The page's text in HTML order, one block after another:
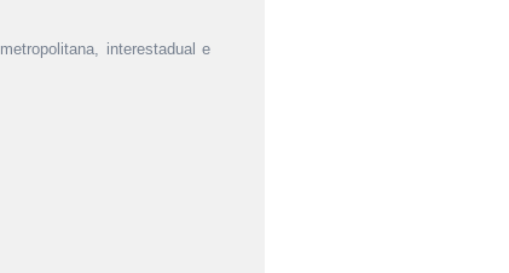
interestadual e